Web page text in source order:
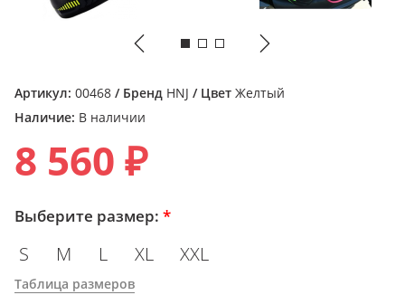
Артикул: 00468 / Бренд HNJ / Цвет Желтый
Наличие: В наличии
8 560 ₽
Выберите размер: *
S M L XL XXL
Таблица размеров